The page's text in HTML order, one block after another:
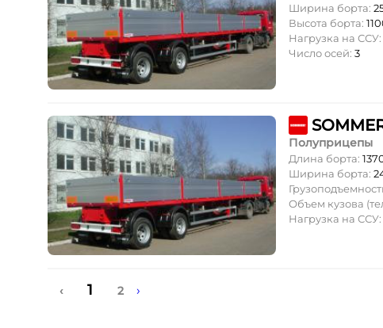
Ширина борта:
Высота борта:
Нагрузка на ССУ:
Число осей: 3
Полуприцепы
Длина борта:
Ширина борта:
Объем кузова
Нагрузка на ССУ:
‹ 1 2 ›